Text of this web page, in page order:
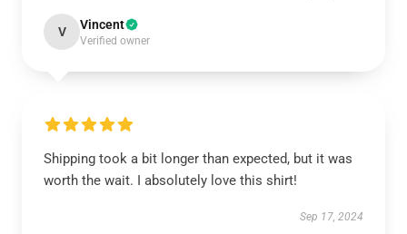
V Vincent
Verified owner
Shipping took a bit longer than expected, but it was
worth the wait. I absolutely love this shirt!
Sep 17, 2024